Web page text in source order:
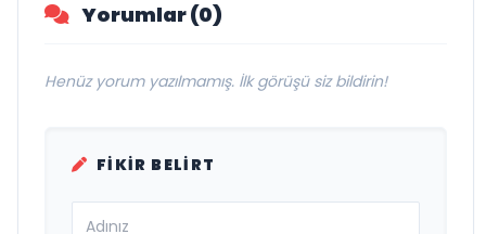
Yorumlar (0)
Henüz yorum yazılmamış. İlk görüşü siz bildirin!
FIKIR BELIRT